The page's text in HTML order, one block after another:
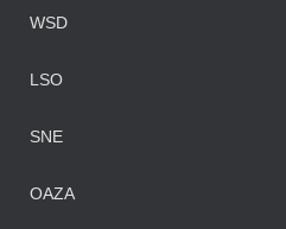
WSD
LSO
SNE
OAZA